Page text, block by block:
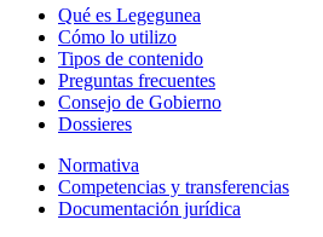
Qué es Legegunea
Cómo lo utilizo
Tipos de contenido
Preguntas frecuentes
Consejo de Gobierno
Dossieres
Normativa
Competencias y transferencias
Documentación jurídica